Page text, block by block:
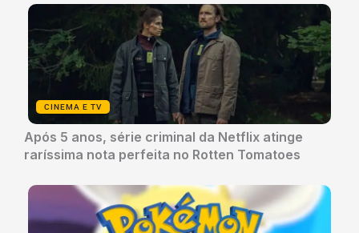
CINEMA E TV
Após 5 anos, série criminal da Netflix atinge
raríssima nota perfeita no Rotten Tomatoes